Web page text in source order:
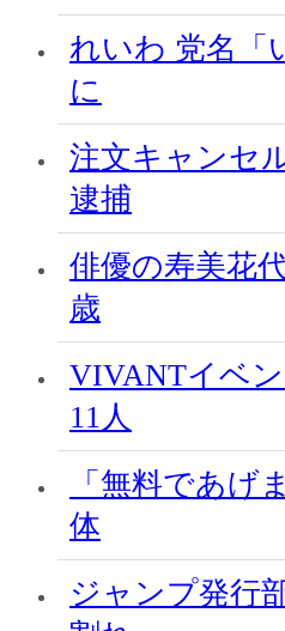
れいわ 党名「
に
注文キャンセ
逮捕
俳優の寿美花
歳
VIVANTイベ
11人
「無料であげ
体
ジャンプ発行